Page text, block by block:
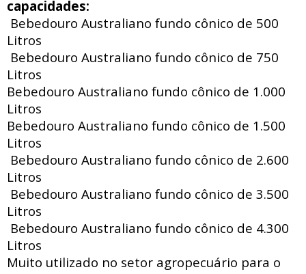
capacidades:
Bebedouro Australiano fundo cônico de 500
Litros
Bebedouro Australiano fundo cônico de 750
Litros
Bebedouro Australiano fundo cônico de 1.000
Litros
Bebedouro Australiano fundo cônico de 1.500
Litros
Bebedouro Australiano fundo cônico de 2.600
Litros
Bebedouro Australiano fundo cônico de 3.500
Litros
Bebedouro Australiano fundo cônico de 4.300
Litros
Muito utilizado no setor agropecuário para o